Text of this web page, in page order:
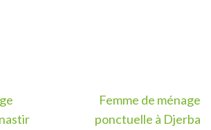
Femme de ménage
ponctuelle à Djerba